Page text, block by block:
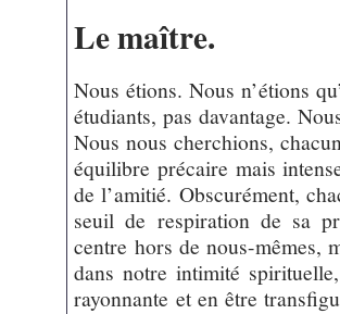
Le maître.
Nous étions. Nous n’étions
étudiants, pas davantage.
Nous nous cherchions,
équilibre précaire mais
de l’amitié. Obscurément,
seuil de respiration de sa
centre hors de nous-mêmes,
dans notre intimité
rayonnante et en être